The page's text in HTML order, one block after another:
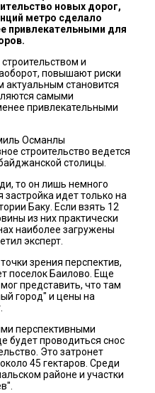
новых дорог,
метро сделало
привлекательными для
и
повышают риски
актуальным становится
самыми
привлекательными
Османлы
строительство ведется
столицы.
то он лишь немного
застройка идет только на
Баку. Если взять 12
из них практически
наиболее загружены
эксперт.
зрения перспектив,
поселок Баилово. Еще
представить, что там
город" и цены на
перспективными
будет проводиться снос
Это затронет
45 гектаров. Среди
районе и участки